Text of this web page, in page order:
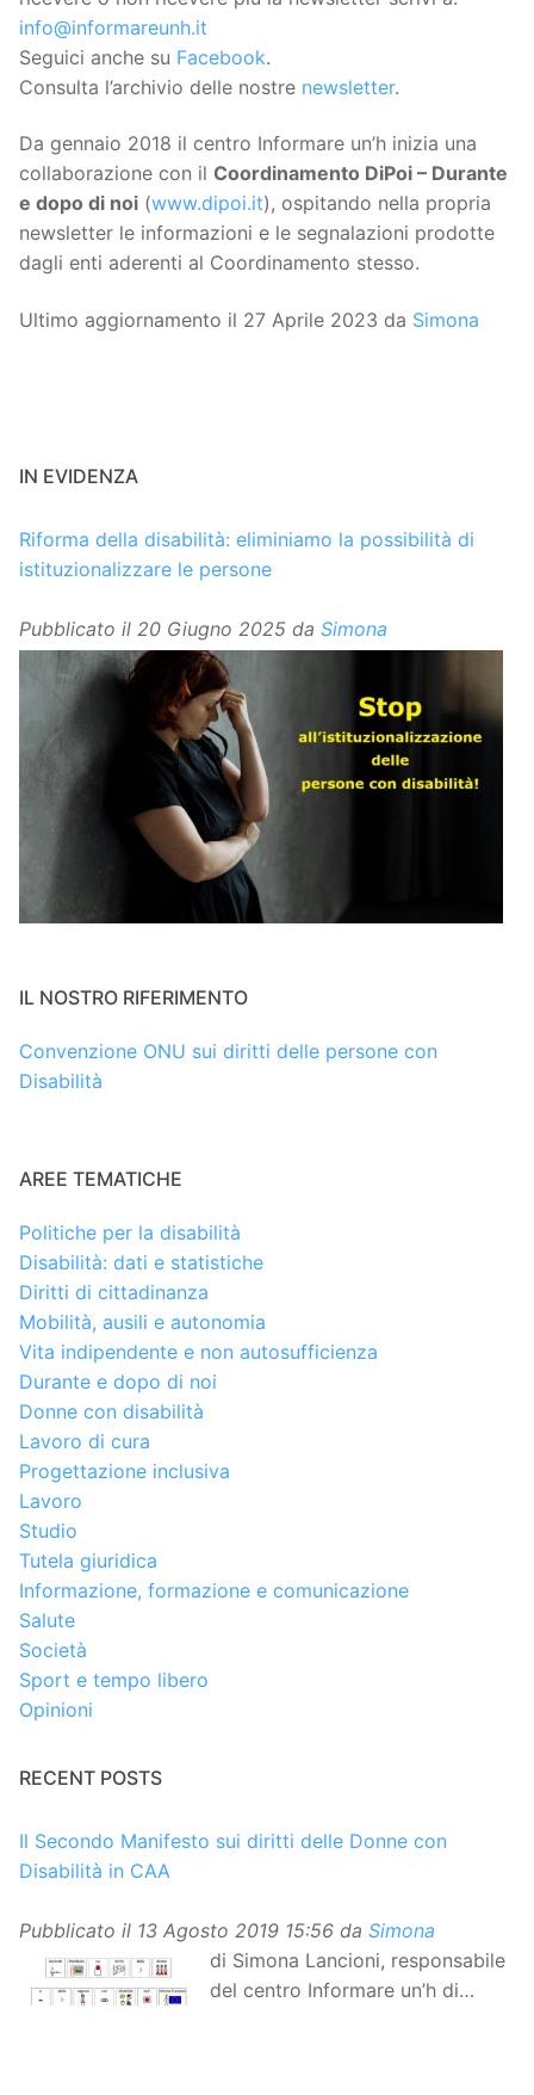
info@informareunh.it
Seguici anche su Facebook.
Consulta l’archivio delle nostre newsletter.
Da gennaio 2018 il centro Informare un’h inizia una
collaborazione con il Coordinamento DiPoi – Durante
e dopo di noi (www.dipoi.it), ospitando nella propria
newsletter le informazioni e le segnalazioni prodotte
dagli enti aderenti al Coordinamento stesso.
Ultimo aggiornamento il 27 Aprile 2023 da Simona
IN EVIDENZA
Riforma della disabilità: eliminiamo la possibilità di
istituzionalizzare le persone
Pubblicato il 20 Giugno 2025 da Simona
IL NOSTRO RIFERIMENTO
Convenzione ONU sui diritti delle persone con
Disabilità
AREE TEMATICHE
Politiche per la disabilità
Disabilità: dati e statistiche
Diritti di cittadinanza
Mobilità, ausili e autonomia
Vita indipendente e non autosufficienza
Durante e dopo di noi
Donne con disabilità
Lavoro di cura
Progettazione inclusiva
Lavoro
Studio
Tutela giuridica
Informazione, formazione e comunicazione
Salute
Società
Sport e tempo libero
Opinioni
RECENT POSTS
Il Secondo Manifesto sui diritti delle Donne con
Disabilità in CAA
Pubblicato il 13 Agosto 2019 15:56 da Simona
di Simona Lancioni, responsabile
del centro Informare un’h di